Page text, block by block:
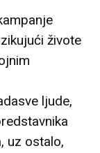
živote
ljude,
uz ostalo,